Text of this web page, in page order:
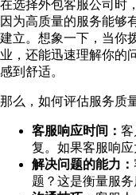
在选择外包客服公司时，
因为高质量的服务能够
建立。想象一下，当你
业，还能迅速理解你的
感到舒适。
那么，如何评估服务质
客服响应时间： 客
复。如果客服响应
解决问题的能力：
题？这是衡量服务